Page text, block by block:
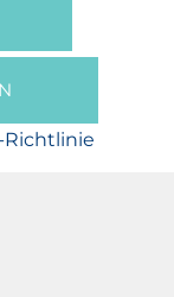
Richtlinie